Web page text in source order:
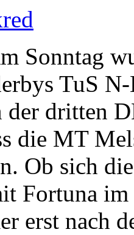
Sonntag
TuS
der dritten
die MT
Ob sich
Fortuna
erst nach